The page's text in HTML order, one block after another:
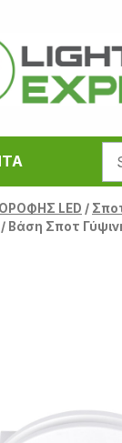
ΟΡΟΦΗΣ LED /
/ Βάση Σποτ